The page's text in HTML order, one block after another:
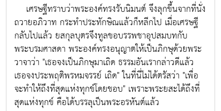
เศรษฐีทราบว่าพระองค์ทรงรับนิมนต์ จึงลุกขึ้นจากที่นั่ง
ถวายอภิวาท กระทำประทักษิณแล้วก็หลีกไป เมื่อเศรษฐี
กลับไปแล้ว ยสกุลบุตรจึงทูลขอบรรพชาอุปสมบทกับ
พระบรมศาสดา พระองค์ทรงอนุญาตให้เป็นภิกษุด้วยพระ
วาจาว่า "เธอจงเป็นภิกษุมาเถิด ธรรมอันเรากล่าวดีแล้ว
เธอจงประพฤติพรหมจรรย์ เถิด" ในที่นี่ไม่ได้ตรัสว่า "เพื่อ
จะทำให้ถึงที่สุดแห่งทุกข์โดยชอบ" เพราะพระยสะได้ถึงที่
สุดแห่งทุกข์ คือได้บรรลุเป็นพระอรหันต์แล้ว